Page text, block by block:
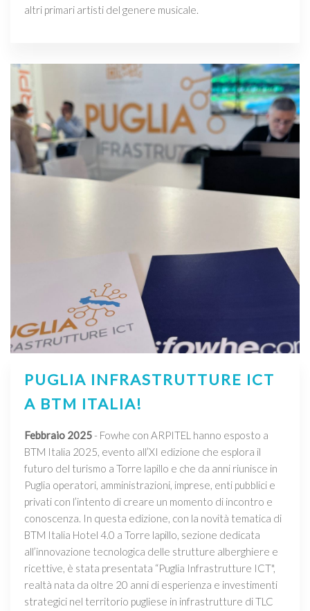
altri primari artisti del genere musicale.
PUGLIA INFRASTRUTTURE ICT
A BTM ITALIA!
Febbraio 2025- Fowhe con ARPITEL hanno esposto a
BTM Italia 2025, evento all’XI edizione che esplora il
futuro del turismo a Torre lapillo e che da anni riunisce in
Puglia operatori, amministrazioni, imprese, enti pubblici e
privati con l’intento di creare un momento di incontro e
conoscenza. In questa edizione, con la novità tematica di
BTM Italia Hotel 4.0 a Torre lapillo, sezione dedicata
all’innovazione tecnologica delle strutture alberghiere e
ricettive, è stata presentata “Puglia Infrastrutture ICT",
realtà nata da oltre 20 anni di esperienza e investimenti
strategici nel territorio pugliese in infrastrutture di TLC